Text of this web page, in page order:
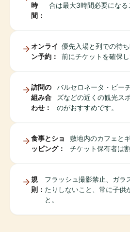
時
間：
合は最大3時間必要になる
オンライ
ン予約：
優先入場と列での待
前にチケットを確保し
訪問の
組み合
わせ：
バルセロネータ・ビー
ズなどの近くの観光ス
のがおすすめです。
食事とショ
ッピング：
敷地内のカフェと
チケット保有者は
規
則：
フラッシュ撮影禁止、ガラ
たりしないこと、常に子供
と。